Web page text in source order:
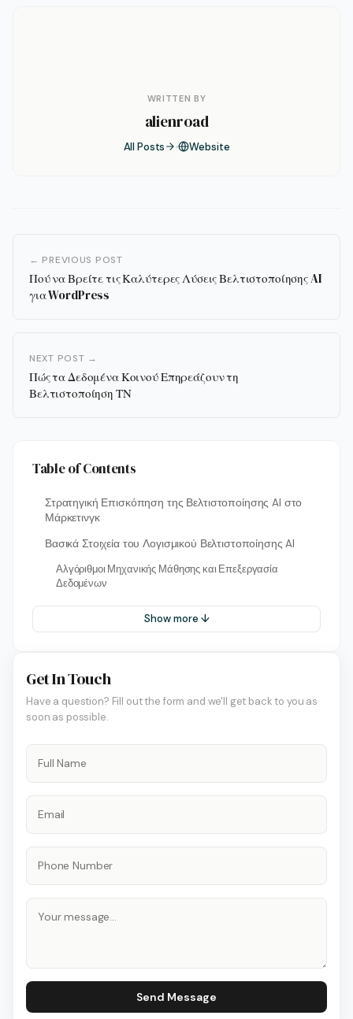
WRITTEN BY
alienroad
All Posts Website
← PREVIOUS POST
Πού να Βρείτε τις Καλύτερες Λύσεις Βελτιστοποίησης AI
για WordPress
NEXT POST →
Πώς τα Δεδομένα Κοινού Επηρεάζουν τη
Βελτιστοποίηση ΤΝ
Table of Contents
Στρατηγική Επισκόπηση της Βελτιστοποίησης AI στο
Μάρκετινγκ
Βασικά Στοιχεία του Λογισμικού Βελτιστοποίησης AI
Αλγόριθμοι Μηχανικής Μάθησης και Επεξεργασία
Δεδομένων
Show more ↓
Get In Touch
Have a question? Fill out the form and we'll get back to you as
soon as possible.
Send Message